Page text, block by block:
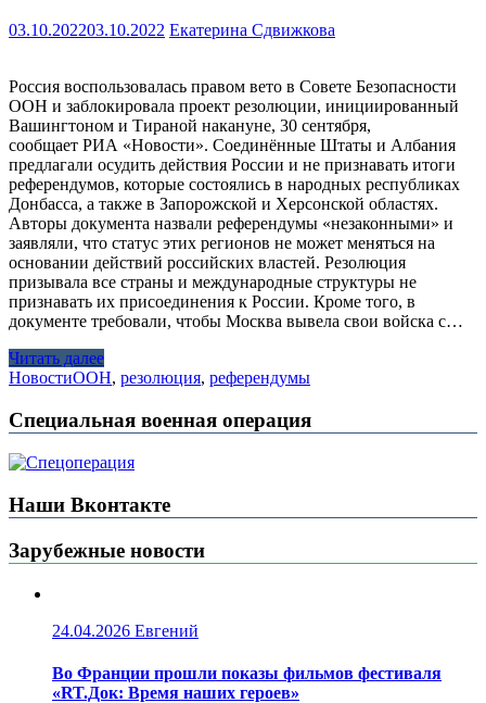
03.10.202203.10.2022 Екатерина Сдвижкова
Россия воспользовалась правом вето в Совете Безопасности
ООН и заблокировала проект резолюции, инициированный
Вашингтоном и Тираной накануне, 30 сентября,
сообщает РИА «Новости». Соединённые Штаты и Албания
предлагали осудить действия России и не признавать итоги
референдумов, которые состоялись в народных республиках
Донбасса, а также в Запорожской и Херсонской областях.
Авторы документа назвали референдумы «незаконными» и
заявляли, что статус этих регионов не может меняться на
основании действий российских властей. Резолюция
призывала все страны и международные структуры не
признавать их присоединения к России. Кроме того, в
документе требовали, чтобы Москва вывела свои войска с…
Читать далее
НовостиООН, резолюция, референдумы
Специальная военная операция
Наши Вконтакте
Зарубежные новости
24.04.2026 Евгений
Во Франции прошли показы фильмов фестиваля
«RT.Док: Время наших героев»